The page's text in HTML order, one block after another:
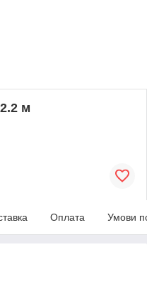
м
Оплата Умови